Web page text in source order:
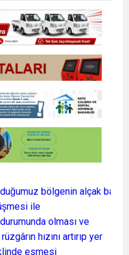
bölgenin alçak
ile
durumunda olması ve
hızını artırıp yer
esmesi